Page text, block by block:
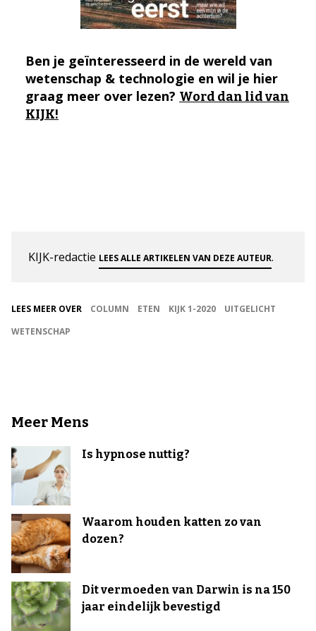
Ben je geïnteresseerd in de wereld van
wetenschap & technologie en wil je hier
graag meer over lezen? Word dan lid van
KIJK!
KIJK-redactie LEES ALLE ARTIKELEN VAN DEZE AUTEUR.
LEES MEER OVER COLUMN ETEN KIJK 1-2020
UITGELICHT
WETENSCHAP
Meer Mens
Is hypnose nuttig?
Waarom houden katten zo van
dozen?
Dit vermoeden van Darwin is na 150
jaar eindelijk bevestigd